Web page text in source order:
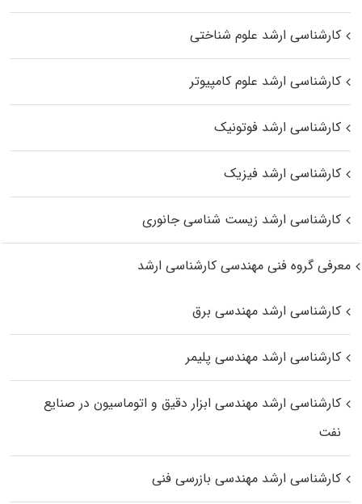
کارشناسی ارشد علوم شناختی
کارشناسی ارشد علوم کامپیوتر
کارشناسی ارشد فوتونیک
کارشناسی ارشد فیزیک
کارشناسی ارشد زیست‌ شناسی جانوری
معرفی گروه فنی مهندسی کارشناسی ارشد
کارشناسی ارشد مهندسی برق
کارشناسی ارشد مهندسی پلیمر
کارشناسی ارشد مهندسی ابزار دقیق و اتوماسیون در صنایع
نفت
کارشناسی ارشد مهندسی بازرسی فنی